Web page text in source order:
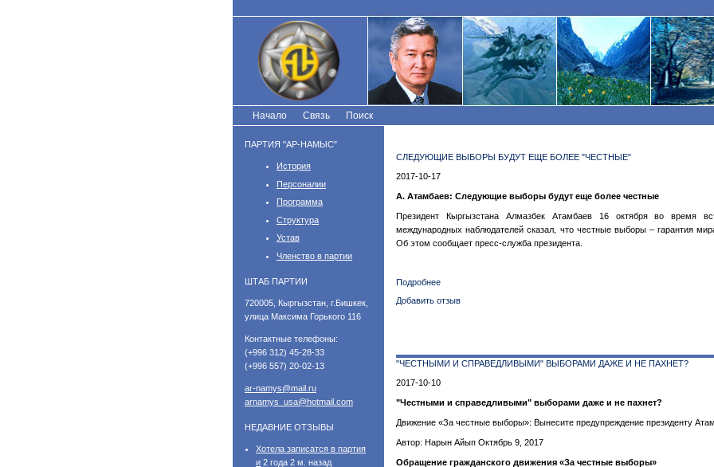
к
основному
содержанию
Начало Связь Поиск
ПАРТИЯ "АР-НАМЫС"
История
Персоналии
Программа
Структура
Устав
Членство в партии
ШТАБ ПАРТИИ
​720005, Кыргызстан, г.Бишкек,
улица Максима Горького 116
Контактные телефоны:
(+996 312) 45-28-33
(+996 557) 20-02-13
ar-namys@mail.ru
arnamys_usa@hotmail.com
НЕДАВНИЕ ОТЗЫВЫ
Хотела записатся в партия
и 2 года 2 м. назад
СЛЕДУЮЩИЕ ВЫБОРЫ БУДУТ ЕЩЕ БОЛЕЕ "ЧЕСТНЫЕ"
2017-10-17
А. Атамбаев: Следующие выборы будут еще более честные
Президент Кыргызстана Алмазбек Атамбаев 16 октября во время
международных наблюдателей сказал, что честные выборы – гарантия
Об этом сообщает пресс-служба президента.
Подробнее
"честные"
Добавить отзыв
"ЧЕСТНЫМИ И СПРАВЕДЛИВЫМИ" ВЫБОРАМИ ДАЖЕ И НЕ ПАХНЕТ?
2017-10-10
"Честными и справедливыми" выборами даже и не пахнет?
Движение «За честные выборы»: Вынесите предупреждение президенту
Автор: Нарын Айып Октябрь 9, 2017
Обращение гражданского движения «За честные выборы»